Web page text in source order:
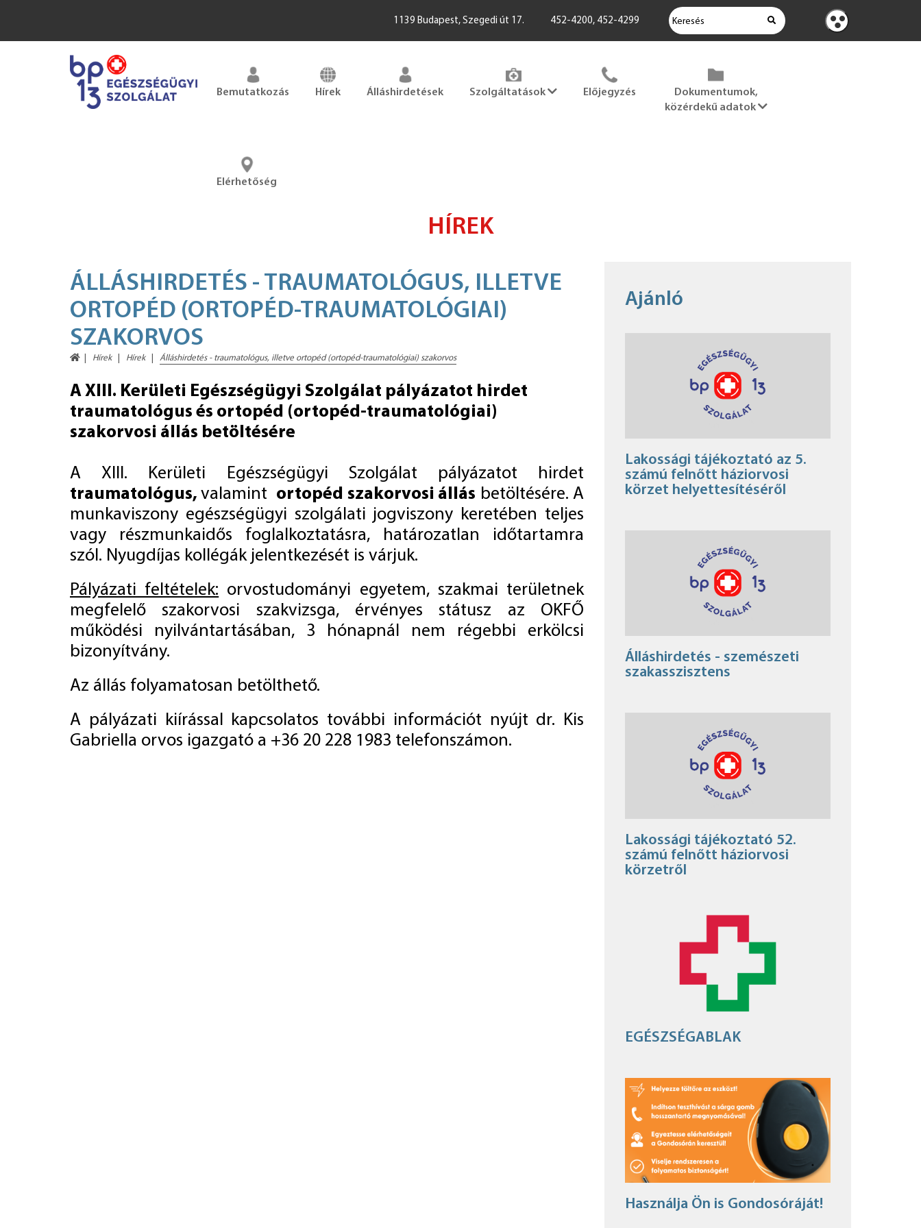
1139 Budapest, Szegedi út 17. 452-4200, 452-4299
KERESÉS
Kontraszt
nézet
Bemutatkozás Hírek Álláshirdetések Szolgáltatások Előjegyzés
Dokumentumok,
közérdekű adatok
Elérhetőség
HÍREK
ÁLLÁSHIRDETÉS - TRAUMATOLÓGUS, ILLETVE
ORTOPÉD (ORTOPÉD-TRAUMATOLÓGIAI)
SZAKORVOS
Hírek Hírek Álláshirdetés - traumatológus, illetve ortopéd (ortopéd-traumatológiai) szakorvos
A XIII. Kerületi Egészségügyi Szolgálat pályázatot hirdet
traumatológus és ortopéd (ortopéd-traumatológiai)
szakorvosi állás betöltésére
A XIII. Kerületi Egészségügyi Szolgálat pályázatot hirdet
traumatológus,valamint ortopéd szakorvosi állás betöltésére. A
munkaviszony egészségügyi szolgálati jogviszony keretében teljes
vagy részmunkaidős foglalkoztatásra, határozatlan időtartamra
szól. Nyugdíjas kollégák jelentkezését is várjuk.
Pályázati feltételek: orvostudományi egyetem, szakmai területnek
megfelelő szakorvosi szakvizsga, érvényes státusz az OKFŐ
működési nyilvántartásában, 3 hónapnál nem régebbi erkölcsi
bizonyítvány.
Az állás folyamatosan betölthető.
A pályázati kiírással kapcsolatos további információt nyújt dr. Kis
Gabriella orvos igazgató a +36 20 228 1983 telefonszámon.
Ajánló
Lakossági tájékoztató az 5.
számú felnőtt háziorvosi
körzet helyettesítéséről
Álláshirdetés - szemészeti
szakasszisztens
Lakossági tájékoztató 52.
számú felnőtt háziorvosi
körzetről
EGÉSZSÉGABLAK
Használja Ön is Gondosóráját!